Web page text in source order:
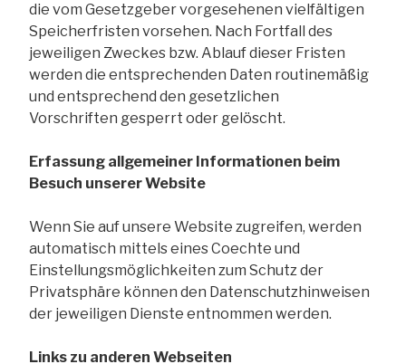
die vom Gesetzgeber vorgesehenen vielfältigen
Speicherfristen vorsehen. Nach Fortfall des
jeweiligen Zweckes bzw. Ablauf dieser Fristen
werden die entsprechenden Daten routinemäßig
und entsprechend den gesetzlichen
Vorschriften gesperrt oder gelöscht.
Erfassung allgemeiner Informationen beim
Besuch unserer Website
Wenn Sie auf unsere Website zugreifen, werden
automatisch mittels eines Coechte und
Einstellungsmöglichkeiten zum Schutz der
Privatsphäre können den Datenschutzhinweisen
der jeweiligen Dienste entnommen werden.
Links zu anderen Webseiten